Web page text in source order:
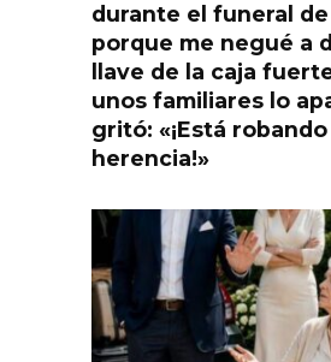
durante el funeral
porque me negué a
llave de la caja
unos familiares lo
gritó: «¡Está robando
herencia!»